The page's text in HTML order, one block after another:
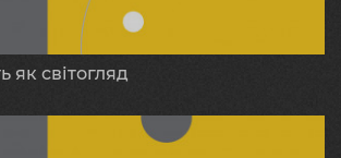
як світогляд